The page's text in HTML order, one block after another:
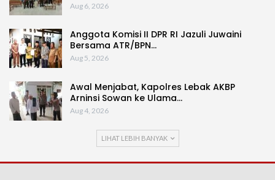
Aug 6, 2026
Anggota Komisi II DPR RI Jazuli Juwaini
Bersama ATR/BPN…
Aug 5, 2026
Awal Menjabat, Kapolres Lebak AKBP
Arninsi Sowan ke Ulama…
Aug 4, 2026
LIHAT LEBIH BANYAK